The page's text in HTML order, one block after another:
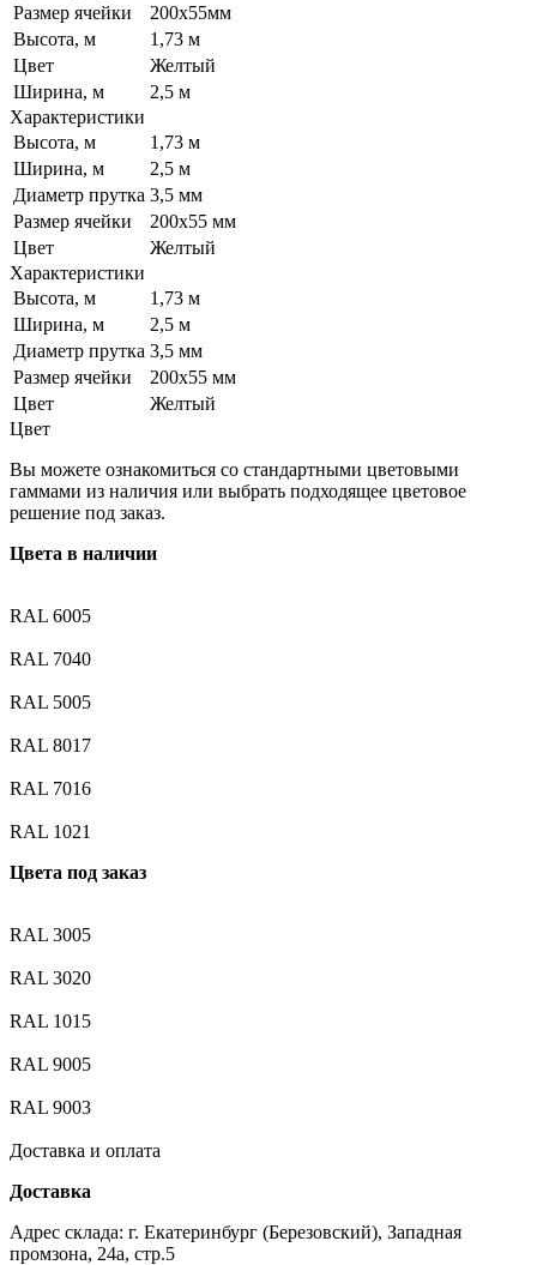
Размер ячейки
200х55мм
Высота, м
1,73 м
Цвет
Желтый
Ширина, м
2,5 м
Характеристики
Высота, м
1,73 м
Ширина, м
2,5 м
Диаметр прутка 3,5 мм
Размер ячейки
200х55 мм
Цвет
Желтый
Характеристики
Высота, м
1,73 м
Ширина, м
2,5 м
Диаметр прутка 3,5 мм
Размер ячейки
200х55 мм
Цвет
Желтый
Цвет
Вы можете ознакомиться со стандартными цветовыми
гаммами из наличия или выбрать подходящее цветовое
решение под заказ.
Цвета в наличии
RAL 6005
RAL 7040
RAL 5005
RAL 8017
RAL 7016
RAL 1021
Цвета под заказ
RAL 3005
RAL 3020
RAL 1015
RAL 9005
RAL 9003
Доставка и оплата
Доставка
Адрес склада: г. Екатеринбург (Березовский), Западная
промзона, 24а, стр.5